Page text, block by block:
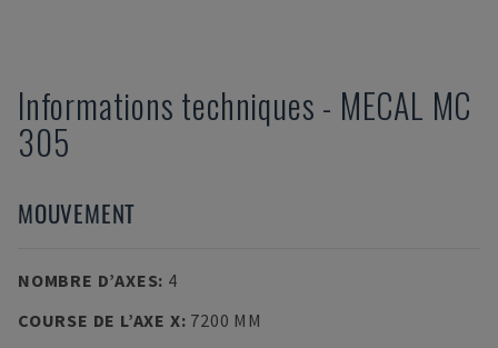
Informations techniques - MECAL MC
305
MOUVEMENT
NOMBRE D’AXES: 4
COURSE DE L’AXE X: 7200 MM